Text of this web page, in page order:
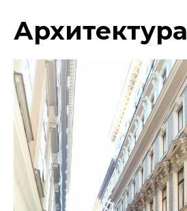
Архитектура